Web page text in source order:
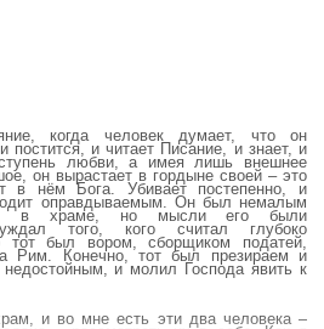
когда человек думает, что он
постится, и читает Писание, и знает, и
любви, а имея лишь внешнее
он вырастает в гордыне своей – это
в нём Бога. Убивает постепенно, и
оправдываемым. Он был немалым
в храме, но мысли его были
того, кого считал глубоко
тот был вором, сборщиком податей,
Рим. Конечно, тот был презираем и
и молил Господа явить к
и во мне есть эти два человека –